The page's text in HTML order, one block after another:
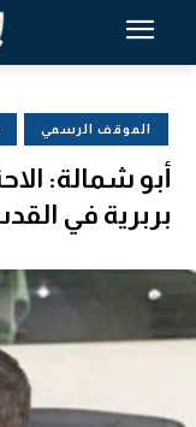
الموقف الرسمي
أبو شمالة:
بربرية في